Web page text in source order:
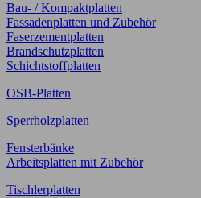
Bau- / Kompaktplatten
Fassadenplatten und Zubehör
Faserzementplatten
Brandschutzplatten
Schichtstoffplatten
OSB-Platten
Sperrholzplatten
Fensterbänke
Arbeitsplatten mit Zubehör
Tischlerplatten